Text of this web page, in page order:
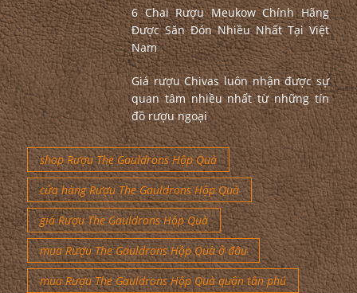
6 Chai Rượu Meukow Chính Hãng
Được Săn Đón Nhiều Nhất Tại Việt
Nam
Giá rượu Chivas luôn nhận được sự
quan tâm nhiều nhất từ những tín
đồ rượu ngoại
shop Rượu The Gauldrons Hộp Quà
cửa hàng Rượu The Gauldrons Hộp Quà
giá Rượu The Gauldrons Hộp Quà
mua Rượu The Gauldrons Hộp Quà ở đâu
mua Rượu The Gauldrons Hộp Quà quận tân phú